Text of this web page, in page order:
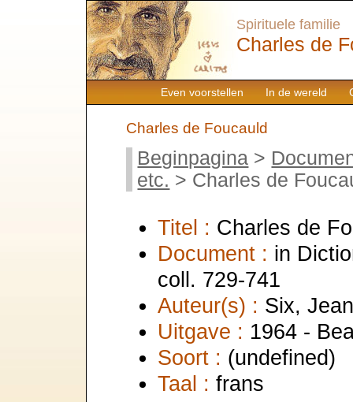
Even voorstellen In de wereld
Spirituele familie
Charles de
Charles de Foucauld
Beginpagina >
etc. > Charles de
Titel : Charles de
Document : in
coll. 729-741
Auteur(s) : Six,
Uitgave : 1964 -
Soort : (undefined)
Taal : frans